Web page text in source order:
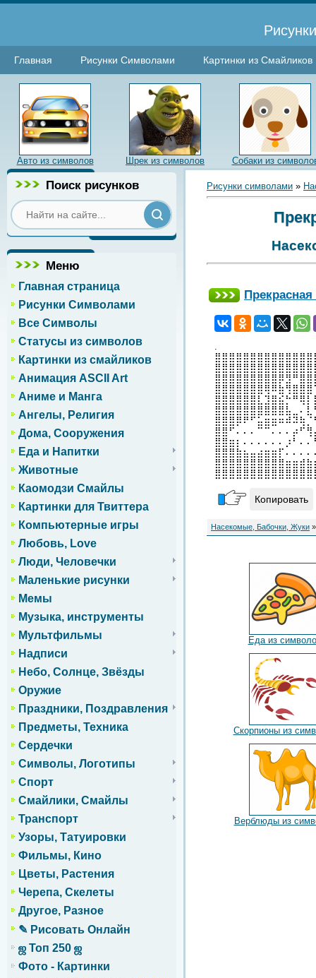
Главная Рисунки Символами Картинки из Смайликов
Авто из символов Шрек из символов Собаки из
Поиск рисунков
Меню
Главная страница
Рисунки Символами
Все Символы
Статусы из символов
Картинки из смайликов
Анимация ASCII Art
Аниме и Манга
Ангелы, Религия
Дома, Сооружения
Еда и Напитки
Животные
Каомодзи Смайлы
Картинки для Твиттера
Компьютерные игры
Любовь, Love
Люди, Человечки
Маленькие рисунки
Мемы
Музыка, инструменты
Мультфильмы
Надписи
Небо, Солнце, Звёзды
Оружие
Праздники, Поздравления
Предметы, Техника
Сердечки
Символы, Логотипы
Спорт
Смайлики, Смайлы
Транспорт
Узоры, Татуировки
Фильмы, Кино
Цветы, Растения
Черепа, Скелеты
Другое, Разное
✎ Рисовать Онлайн
ஜ Топ 250 ஜ
Фото - Картинки
Рисунки символами »
.
Копировать
Насекомые, Бабочки, Жуки
Еда из
Скорпионы из
Верблюды из